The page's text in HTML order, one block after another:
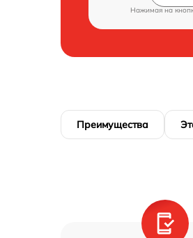
Нажимая на
Преимущества